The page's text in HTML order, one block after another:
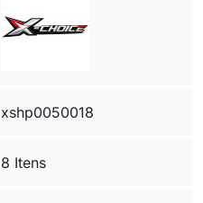
xshp0050018
8 Itens